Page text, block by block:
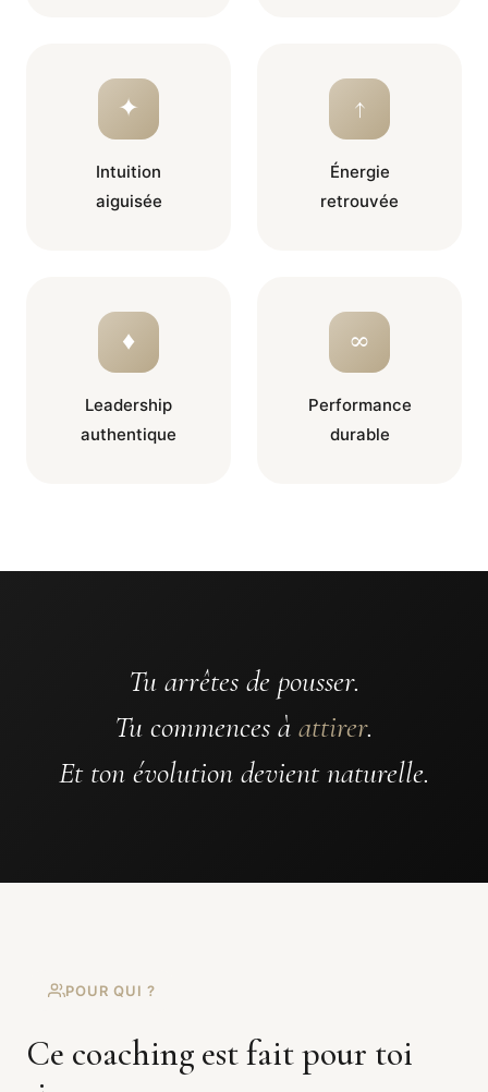
✦
Intuition
aiguisée
↑
Énergie
retrouvée
♦
Leadership
authentique
∞
Performance
durable
Tu arrêtes de pousser.
Tu commences à attirer.
Et ton évolution devient naturelle.
POUR QUI ?
Ce coaching est fait pour toi